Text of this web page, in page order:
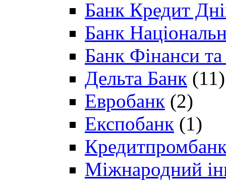
Банк Кредит
Банк
Банк Фінанси
Дельта Банк (11)
Евробанк (2)
Експобанк (1)
Міжнародний